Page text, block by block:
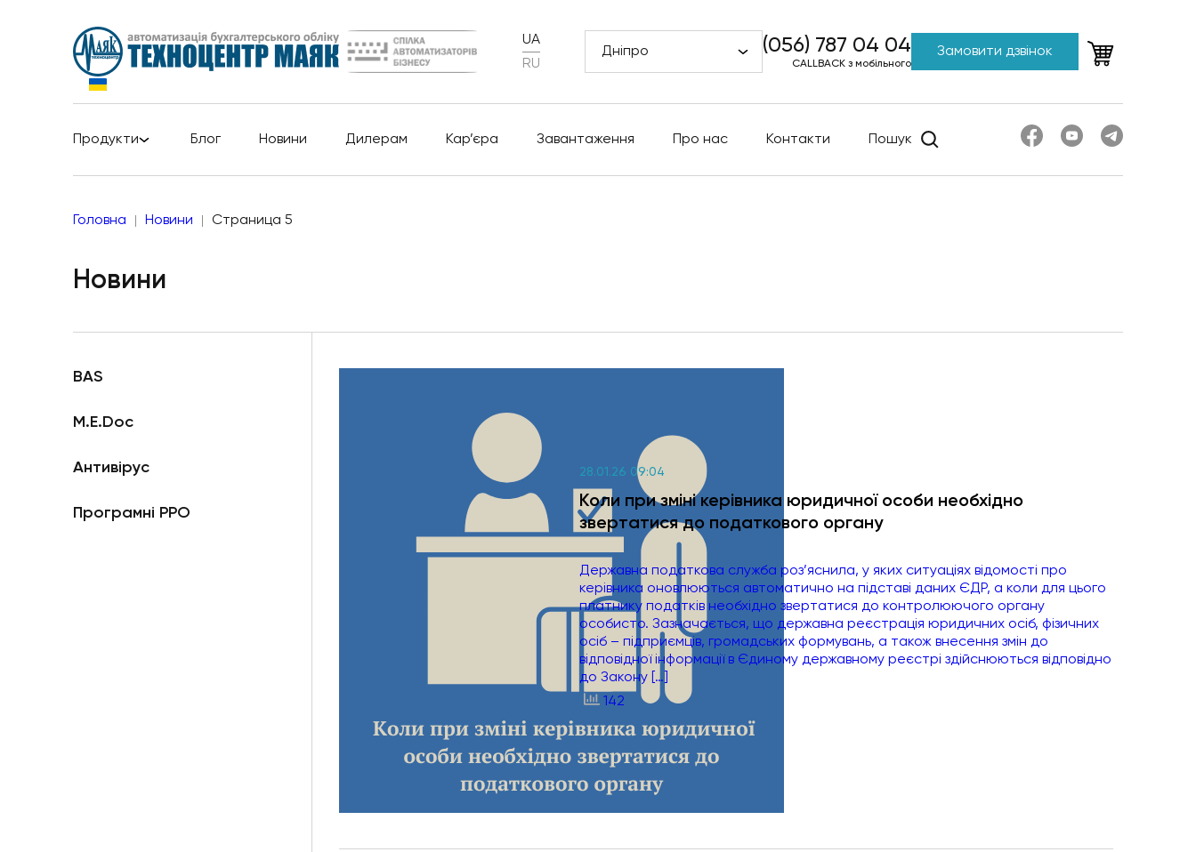
UA
RU
Дніпро (056) 787 04 04
CALLBACK з мобільного
Замовити дзвінок
Продукти Блог Новини Дилерам Кар’єра Завантаження Про нас Контакти Пошук
Головна Новини Страница 5
Новини
BAS
M.E.Doc
Антивірус
Програмні РРО
28.01.26 09:04
Коли при зміні керівника юридичної особи необхідно
звертатися до податкового органу
Державна податкова служба роз’яснила, у яких ситуаціях відомості про
керівника оновлюються автоматично на підставі даних ЄДР, а коли для цього
платнику податків необхідно звертатися до контролюючого органу
особисто. Зазначається, що державна реєстрація юридичних осіб, фізичних
осіб – підприємців, громадських формувань, а також внесення змін до
відповідної інформації в Єдиному державному реєстрі здійснюються відповідно
до Закону […]
142